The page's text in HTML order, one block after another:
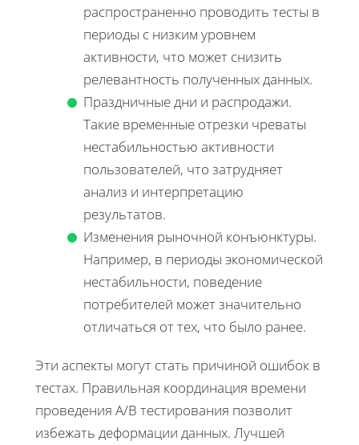
распространенно проводить тесты в
периоды с низким уровнем
активности, что может снизить
релевантность полученных данных.
Праздничные дни и распродажи.
Такие временные отрезки чреваты
нестабильностью активности
пользователей, что затрудняет
анализ и интерпретацию
результатов.
Изменения рыночной конъюнктуры.
Например, в периоды экономической
нестабильности, поведение
потребителей может значительно
отличаться от тех, что было ранее.
Эти аспекты могут стать причиной ошибок в
тестах. Правильная координация времени
проведения A/B тестирования позволит
избежать деформации данных. Лучшей